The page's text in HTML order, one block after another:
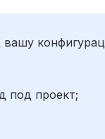
вашу
под проект;